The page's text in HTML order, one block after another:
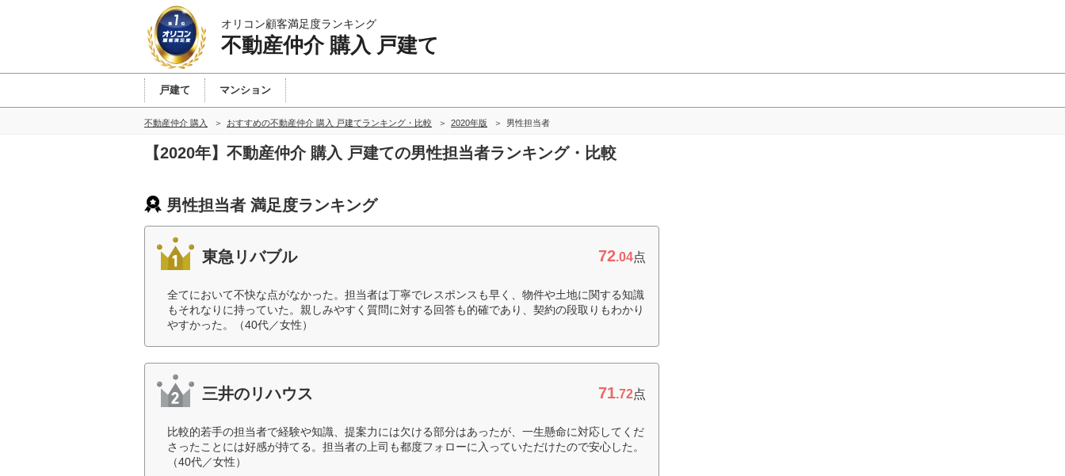
オリコン顧客満足度ランキング
不動産仲介 購入 戸建て
戸建て マンション
不動産仲介 購入 おすすめの不動産仲介 購入 戸建てランキング・比較 2020年版 男性担当者
【2020年】不動産仲介 購入 戸建ての男性担当者ランキング・比較
男性担当者 満足度ランキング
東急リバブル 72.04点
全てにおいて不快な点がなかった。担当者は丁寧でレスポンスも早く、物件や土地に関する知識
もそれなりに持っていた。親しみやすく質問に対する回答も的確であり、契約の段取りもわかり
やすかった。（40代／女性）
三井のリハウス 71.72点
比較的若手の担当者で経験や知識、提案力には欠ける部分はあったが、一生懸命に対応してくだ
さったことには好感が持てる。担当者の上司も都度フォローに入っていただけたので安心した。
（40代／女性）